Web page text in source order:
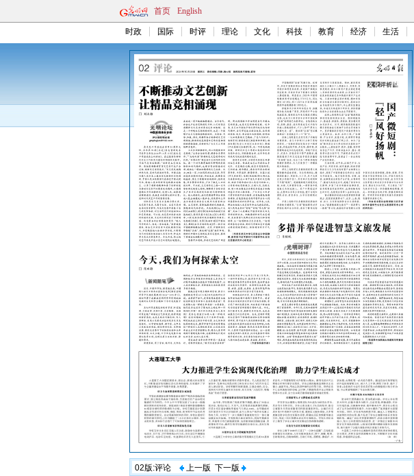
首页 English
时政 国际 时评 理论 文化 科技 教育 经济 生活
02版:评论 上一版 下一版